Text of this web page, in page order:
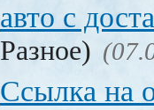
авто с
Разное)
Ссылка на